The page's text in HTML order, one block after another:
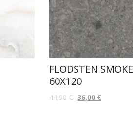
FLODSTEN SMOKE
60X120
44,90€ 36,00 €